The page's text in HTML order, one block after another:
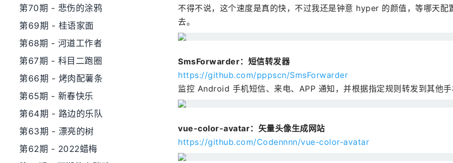
第70期 - 悲伤的涂鸦
第69期 - 桂语家面
第68期 - 河道工作者
第67期 - 科目二跑圈
第66期 - 烤肉配薯条
第65期 - 新春快乐
第64期 - 路边的乐队
第63期 - 漂亮的树
第62期 - 2022蜡梅
不得不说，这个速度是真的快，不过我还是钟意 hyper 的颜值，等哪天配
去。
SmsForwarder：短信转发器
https://github.com/pppscn/SmsForwarder
监控 Android 手机短信、来电、APP 通知，并根据指定规则转发到其他
vue-color-avatar：矢量头像生成网站
https://github.com/Codennnn/vue-color-avatar